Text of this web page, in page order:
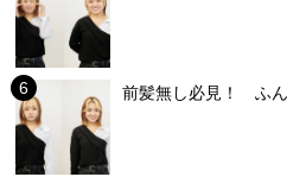
前髪無し必見！ ふ